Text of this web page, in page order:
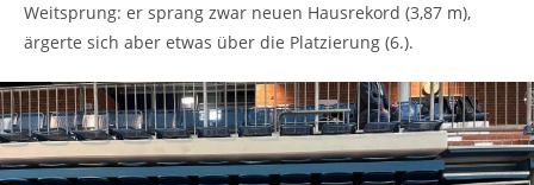
Weitsprung: er sprang zwar neuen Hausrekord (3,87 m),
ärgerte sich aber etwas über die Platzierung (6.).